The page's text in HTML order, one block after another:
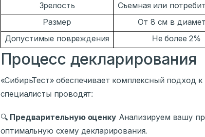
Зрелость
Съемная или
Размер
От 8 см в
Допустимые повреждения
Не более 2%
Процесс декларирования
«СибирьТест» обеспечивает комплексный подход
специалисты проводят:
🔍 Предварительную оценкуАнализируем вашу
оптимальную схему декларирования.